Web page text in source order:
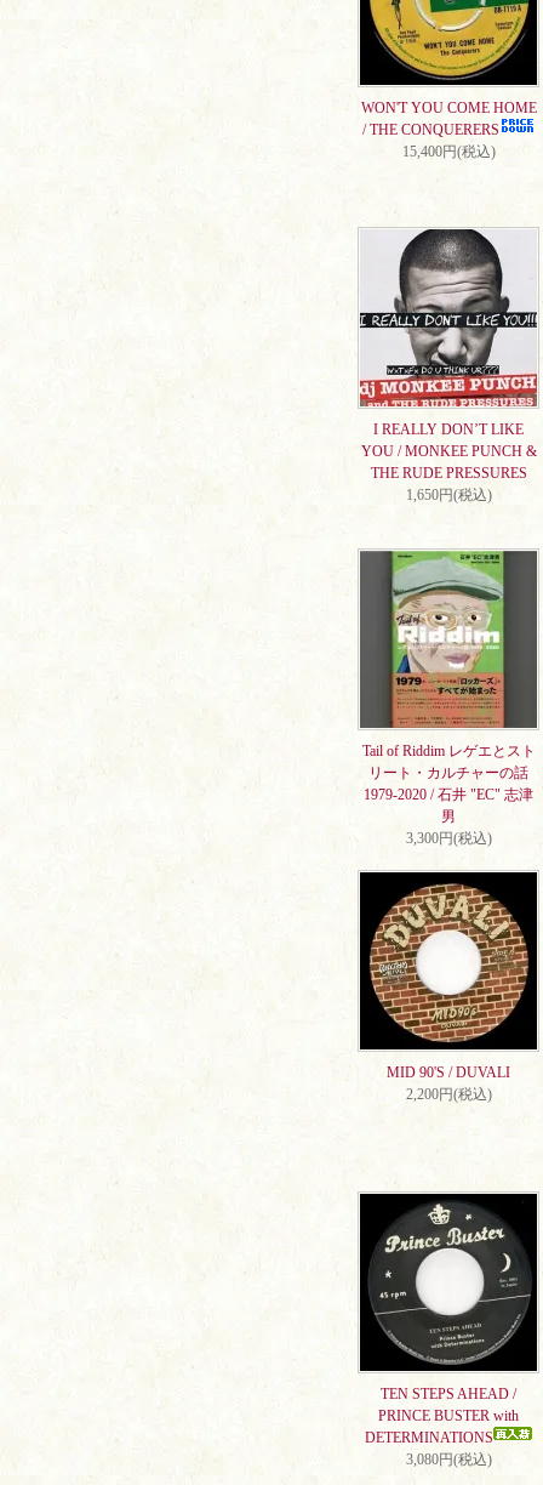
WON'T YOU COME HOME
/ THE CONQUERERS
15,400円(税込)
I REALLY DON’T LIKE
YOU / MONKEE PUNCH &
THE RUDE PRESSURES
1,650円(税込)
Tail of Riddim レゲエとスト
リート・カルチャーの話
1979-2020 / 石井 "EC" 志津
男
3,300円(税込)
MID 90'S / DUVALI
2,200円(税込)
TEN STEPS AHEAD /
PRINCE BUSTER with
DETERMINATIONS
3,080円(税込)